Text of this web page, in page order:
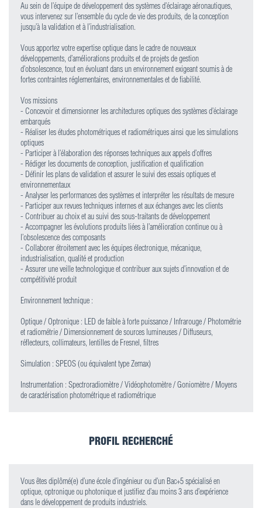
Au sein de l’équipe de développement des systèmes d’éclairage aéronautiques,
vous intervenez sur l’ensemble du cycle de vie des produits, de la conception
jusqu’à la validation et à l’industrialisation.
Vous apportez votre expertise optique dans le cadre de nouveaux
développements, d’améliorations produits et de projets de gestion
d’obsolescence, tout en évoluant dans un environnement exigeant soumis à de
fortes contraintes réglementaires, environnementales et de fiabilité.
Vos missions
- Concevoir et dimensionner les architectures optiques des systèmes d’éclairage
embarqués
- Réaliser les études photométriques et radiométriques ainsi que les simulations
optiques
- Participer à l’élaboration des réponses techniques aux appels d’offres
- Rédiger les documents de conception, justification et qualification
- Définir les plans de validation et assurer le suivi des essais optiques et
environnementaux
- Analyser les performances des systèmes et interpréter les résultats de mesure
- Participer aux revues techniques internes et aux échanges avec les clients
- Contribuer au choix et au suivi des sous-traitants de développement
- Accompagner les évolutions produits liées à l’amélioration continue ou à
l’obsolescence des composants
- Collaborer étroitement avec les équipes électronique, mécanique,
industrialisation, qualité et production
- Assurer une veille technologique et contribuer aux sujets d’innovation et de
compétitivité produit
Environnement technique :
Optique / Optronique : LED de faible à forte puissance / Infrarouge / Photométrie
et radiométrie / Dimensionnement de sources lumineuses / Diffuseurs,
réflecteurs, collimateurs, lentilles de Fresnel, filtres
Simulation : SPEOS (ou équivalent type Zemax)
Instrumentation : Spectroradiomètre / Vidéophotomètre / Goniomètre / Moyens
de caractérisation photométrique et radiométrique
PROFIL RECHERCHÉ
Vous êtes diplômé(e) d’une école d’ingénieur ou d’un Bac+5 spécialisé en
optique, optronique ou photonique et justifiez d’au moins 3 ans d’expérience
dans le développement de produits industriels.